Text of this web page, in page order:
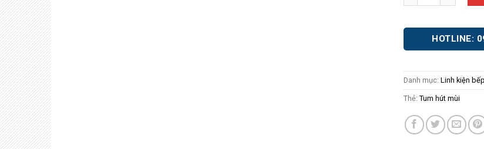
HOTLINE:
Danh mục: Linh kiện
Thẻ: Tum hút mùi